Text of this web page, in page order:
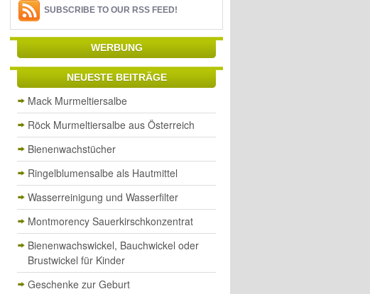
SUBSCRIBE TO OUR RSS FEED!
WERBUNG
NEUESTE BEITRÄGE
Mack Murmeltiersalbe
Röck Murmeltiersalbe aus Österreich
Bienenwachstücher
Ringelblumensalbe als Hautmittel
Wasserreinigung und Wasserfilter
Montmorency Sauerkirschkonzentrat
Bienenwachswickel, Bauchwickel oder
Brustwickel für Kinder
Geschenke zur Geburt